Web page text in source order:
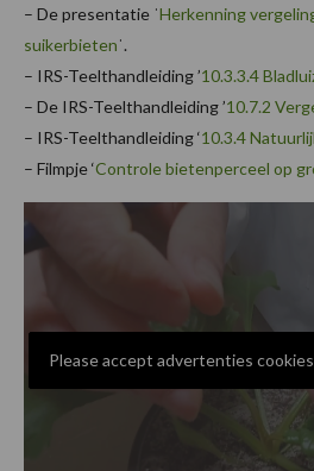
– De presentatie ˈHerkenning
suikerbietenˈ.
– IRS-Teelthandleiding ’10.3.3.4
– De IRS-Teelthandleiding ’10.7.2
– IRS-Teelthandleiding ‘10.3.4
– Filmpje ‘Controle bietenperceel op
Please accept advertenties